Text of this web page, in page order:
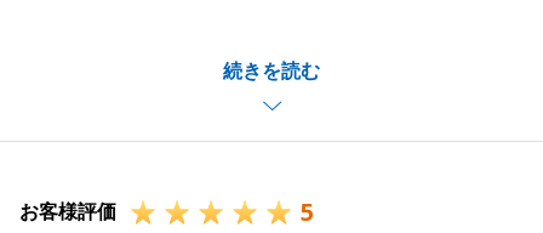
続きを読む
今後もお困りのことがございましたら、お気軽にお申
し付けくださいませ。
お客様評価 5